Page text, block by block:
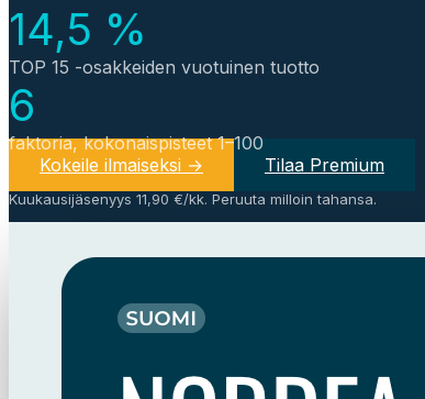
14,5 %
TOP 15 -osakkeiden vuotuinen tuotto
6
faktoria, kokonaispisteet 1–100
Kokeile ilmaiseksi →
Tilaa Premium
Kuukausijäsenyys 11,90 €/kk. Peruuta milloin tahansa.